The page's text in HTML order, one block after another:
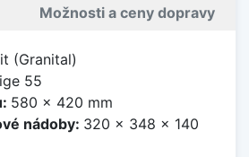
Možnosti a ceny dopravy
(Granital)
55
580 x 420 mm
nádoby: 320 x 348 x 140